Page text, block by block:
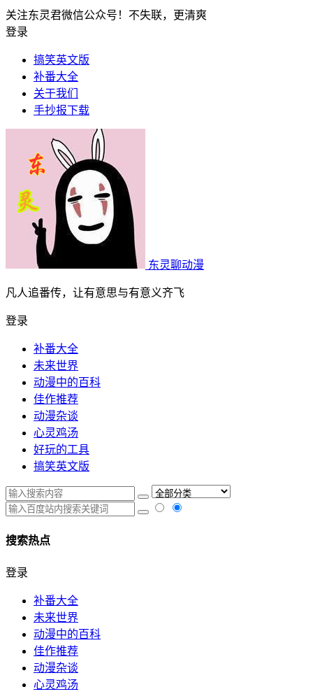
关注东灵君微信公众号！不失联，更清爽
登录
搞笑英文版
补番大全
关于我们
手抄报下载
东灵聊动漫
凡人追番传，让有意思与有意义齐飞
登录
补番大全
未来世界
动漫中的百科
佳作推荐
动漫杂谈
心灵鸡汤
好玩的工具
搞笑英文版
搜索热点
登录
补番大全
未来世界
动漫中的百科
佳作推荐
动漫杂谈
心灵鸡汤